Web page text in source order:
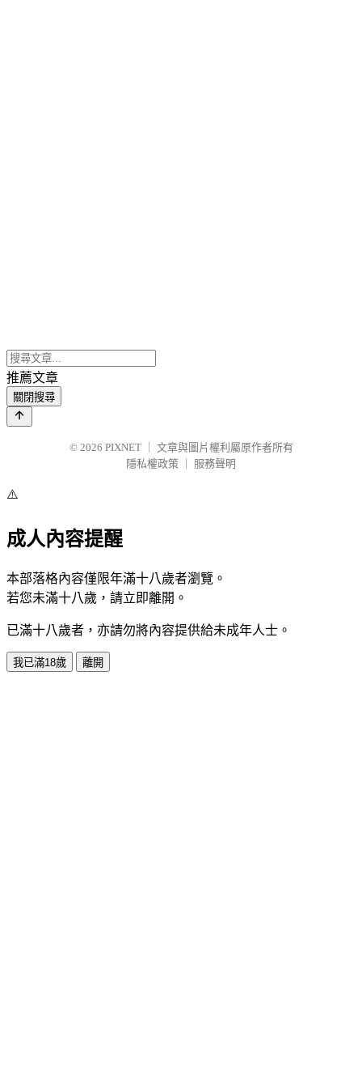
推薦文章
關閉搜尋
© 2026 PIXNET
文章與圖片權利屬原作者所有
隱私權政策
服務聲明
⚠️
成人內容提醒
本部落格內容僅限年滿十八歲者瀏覽。
若您未滿十八歲，請立即離開。
已滿十八歲者，亦請勿將內容提供給未成年人士。
我已滿18歲 離開